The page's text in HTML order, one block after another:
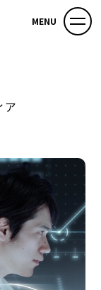
MENU
ア